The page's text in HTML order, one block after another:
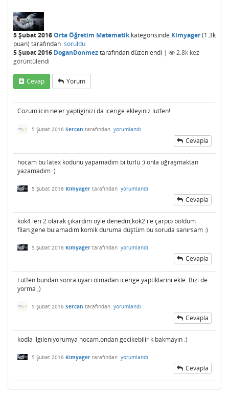
5 Şubat 2016Orta Öğretim Matematikkategorisinde Kimyager(1.3k
puan) tarafından soruldu
5 Şubat 2016 DoganDonmeztarafındandüzenlendi | 2.8k kez
görüntülendi
Cevap Yorum
Cozum icin neler yaptiginizi da icerige ekleyiniz lutfen!
5 Şubat 2016 Sercan tarafından yorumlandı
Cevapla
hocam bu latex kodunu yapamadım bi türlü :) onla uğraşmaktan
yazamadım :)
5 Şubat 2016 Kimyager tarafından yorumlandı
Cevapla
kök4 leri 2 olarak çıkardım oyle denedm,kök2 ile çarpıp böldüm
filan.gene bulamadım.komik duruma düştüm bu soruda sanırsam :)
5 Şubat 2016 Kimyager tarafından yorumlandı
Cevapla
Lutfen bundan sonra uyari olmadan icerige yaptiklarini ekle. Bizi de
yorma ;)
5 Şubat 2016 Sercan tarafından yorumlandı
Cevapla
kodla ılgılenıyorumya hocam.ondan gecikebilir k bakmayın :)
5 Şubat 2016 Kimyager tarafından yorumlandı
Cevapla